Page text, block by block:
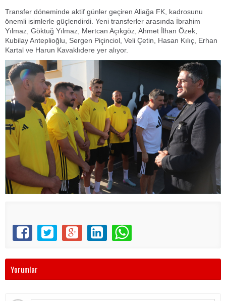
Transfer döneminde aktif günler geçiren Aliağa FK, kadrosunu
önemli isimlerle güçlendirdi. Yeni transferler arasında İbrahim
Yılmaz, Göktuğ Yılmaz, Mertcan Açıkgöz, Ahmet İlhan Özek,
Kubilay Anteplioğlu, Sergen Piçinciol, Veli Çetin, Hasan Kılıç, Erhan
Kartal ve Harun Kavaklıdere yer alıyor.
Yorumlar